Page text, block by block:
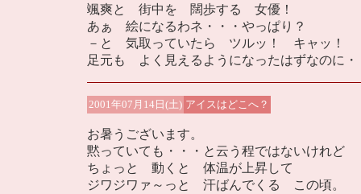
颯爽と 街中を 闊歩する 女優！
あぁ 絵になるわネ・・・やっぱり？
－と 気取っていたら ツルッ！ キャッ！
足元も よく見えるようになったはずなのに・
2001年07月14日(土) アイスはどこへ？
お暑うございます。
黙っていても・・・と云う程ではないけれど
ちょっと 動くと 体温が上昇して
ジワジワァ～っと 汗ばんでくる この頃。